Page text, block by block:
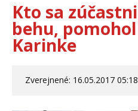
Kto sa
behu,
Karinke
Zverejnené: 16.05.2017